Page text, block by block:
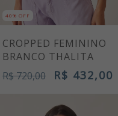
40% OFF
CROPPED FEMININO
BRANCO THALITA
R$ 720,00
R$ 432,00